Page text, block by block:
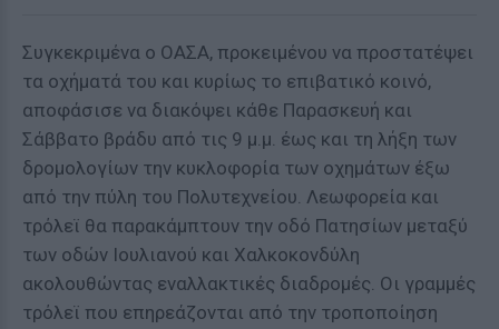
Συγκεκριμένα ο ΟΑΣΑ, προκειμένου να προστατέψει
τα οχήματά του και κυρίως το επιβατικό κοινό,
αποφάσισε να διακόψει κάθε Παρασκευή και
Σάββατο βράδυ από τις 9 μ.μ. έως και τη λήξη των
δρομολογίων την κυκλοφορία των οχημάτων έξω
από την πύλη του Πολυτεχνείου. Λεωφορεία και
τρόλεϊ θα παρακάμπτουν την οδό Πατησίων μεταξύ
των οδών Ιουλιανού και Χαλκοκονδύλη
ακολουθώντας εναλλακτικές διαδρομές. Οι γραμμές
τρόλεϊ που επηρεάζονται από την τροποποίηση